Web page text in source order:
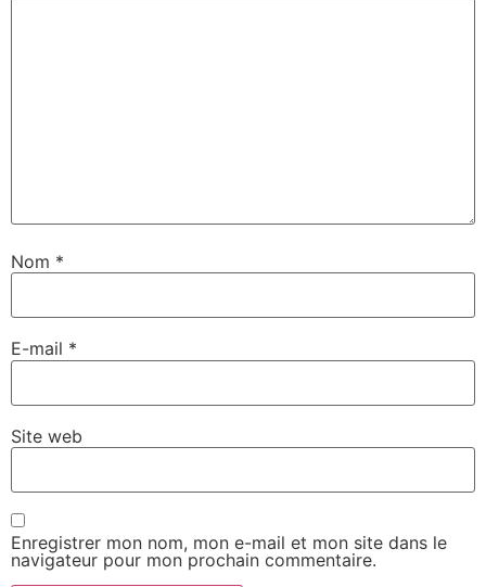
Nom *
E-mail *
Site web
Enregistrer mon nom, mon e-mail et mon site dans le
navigateur pour mon prochain commentaire.